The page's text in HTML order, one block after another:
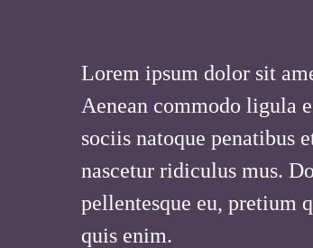
Lorem ipsum dolor sit
Aenean commodo ligula
sociis natoque penatibus
nascetur ridiculus mus.
pellentesque eu, pretium
quis enim.